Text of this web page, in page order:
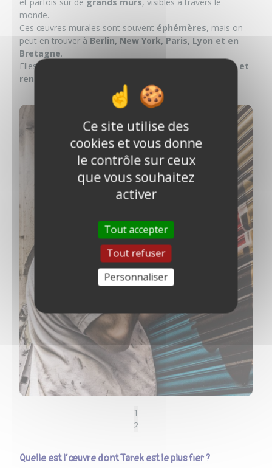
monde.
Ces œuvres murales sont souvent éphémères, mais on
peut en trouver àBerlin, New York, Paris, Lyon et en
Bretagne.
Elles prolongent mon envie de mêler
création, liberté et
rencontre avec le public
1
2
Quelle est l’œuvre dont Tarek est le plus fier ?
Ce site utilise des
cookies et vous donne
le contrôle sur ceux
que vous souhaitez
activer
Tout accepter
Tout refuser
Personnaliser